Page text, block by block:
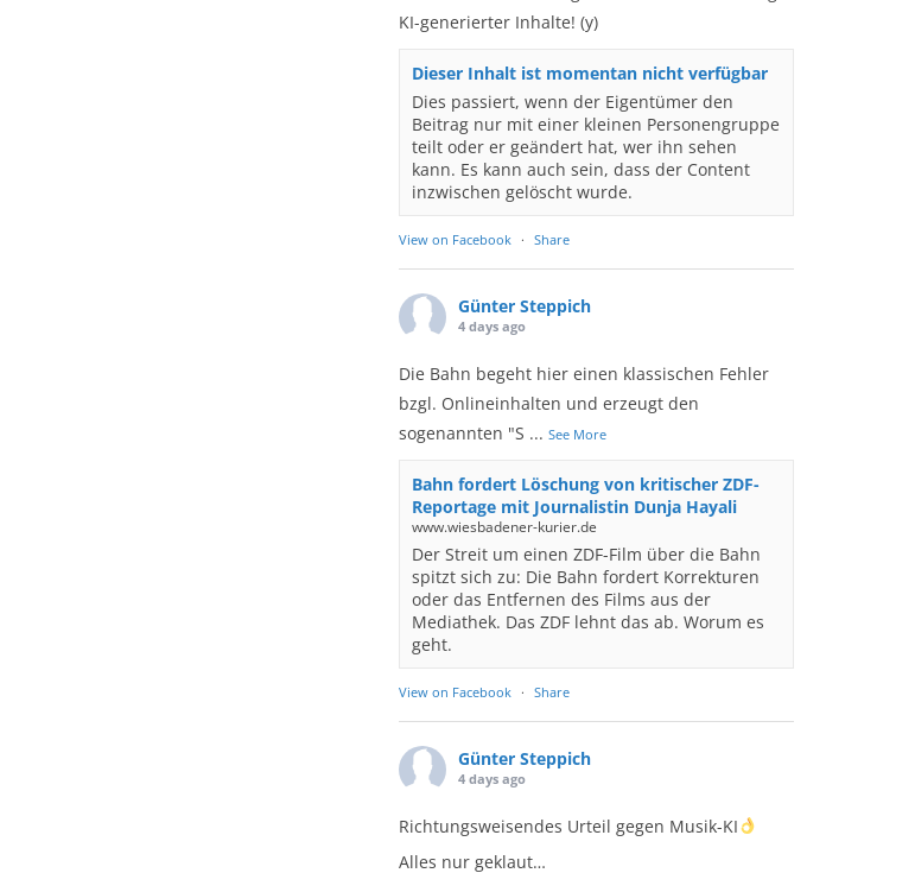
KI-generierter Inhalte! (y)
Dieser Inhalt ist momentan nicht verfügbar
Dies passiert, wenn der Eigentümer den
Beitrag nur mit einer kleinen Personengruppe
teilt oder er geändert hat, wer ihn sehen
kann. Es kann auch sein, dass der Content
inzwischen gelöscht wurde.
View on Facebook · Share
Günter Steppich
4 days ago
Die Bahn begeht hier einen klassischen Fehler
bzgl. Onlineinhalten und erzeugt den
sogenannten "S ... See More
Bahn fordert Löschung von kritischer ZDF-
Reportage mit Journalistin Dunja Hayali
www.wiesbadener-kurier.de
Der Streit um einen ZDF-Film über die Bahn
spitzt sich zu: Die Bahn fordert Korrekturen
oder das Entfernen des Films aus der
Mediathek. Das ZDF lehnt das ab. Worum es
geht.
View on Facebook · Share
Günter Steppich
4 days ago
Richtungsweisendes Urteil gegen Musik-KI
Alles nur geklaut…